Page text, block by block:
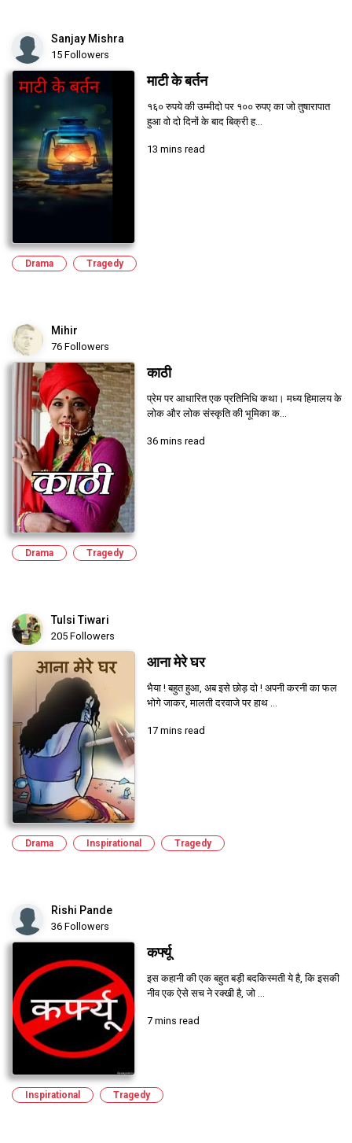
Sanjay Mishra
15 Followers
माटी के बर्तन
१६० रुपये की उम्मीदो पर १०० रुपए का जो तुषारापात
हुआ वो दो दिनों के बाद बिक्री ह...
13 mins read
Drama Tragedy
Mihir
76 Followers
काठी
प्रेम पर आधारित एक प्रतिनिधि कथा। मध्य हिमालय के
लोक और लोक संस्कृति की भूमिका क...
36 mins read
Drama Tragedy
Tulsi Tiwari
205 Followers
आना मेरे घर
भैया ! बहुत हुआ, अब इसे छोड़ दो ! अपनी करनी का फल
भोगे जाकर, मालती दरवाजे पर हाथ ...
17 mins read
Drama Inspirational Tragedy
Rishi Pande
36 Followers
कर्फ्यू
इस कहानी की एक बहुत बड़ी बदकिस्मती ये है, कि इसकी
नीव एक ऐसे सच ने रक्खी है, जो ...
7 mins read
Inspirational Tragedy